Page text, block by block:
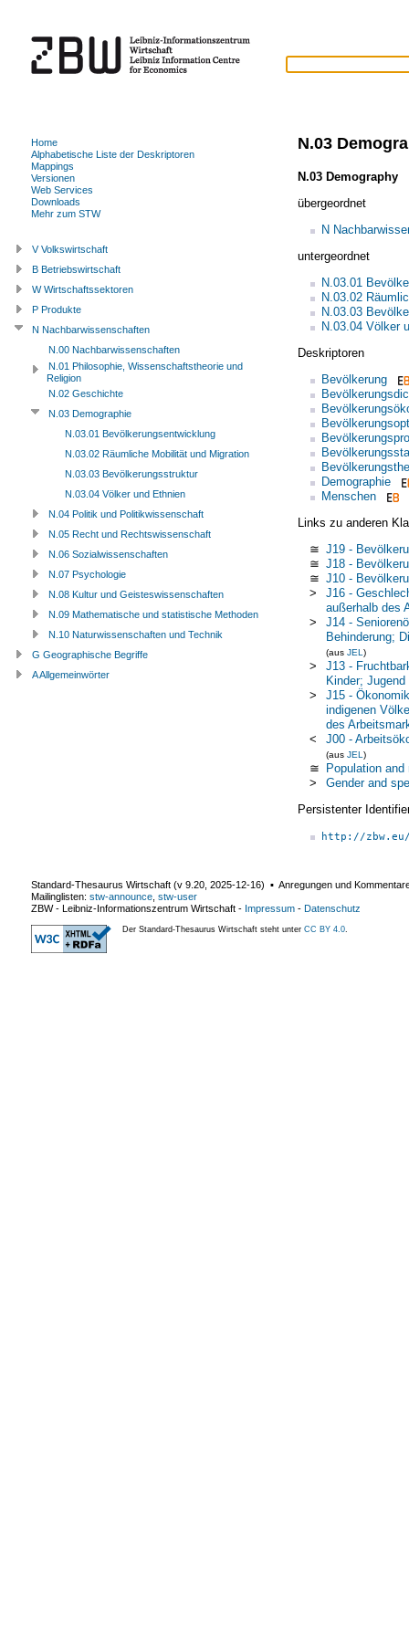
N.03
N.03 Demography
übergeordnet
N
untergeordnet
N.03.01
N.03.02
N.03.03
N.03.04 Völker
Deskriptoren
Bevölkerung
Demographie
Menschen
Links zu anderen
≅ J19 -
≅ J18 -
≅ J10 -
>
J16 -
außerhalb des
>
J14 -
Behinderung;
(aus JEL )
>
J13 -
Kinder; Jugend
>
J15 -
indigenen
des
<
J00 -
(aus JEL )
≅ Population and
>
Gender and
Persistenter
http://
Home
Alphabetische Liste der Deskriptoren
Mappings
Versionen
Web Services
Downloads
Mehr zum STW
V Volkswirtschaft
B Betriebswirtschaft
W Wirtschaftssektoren
P Produkte
N Nachbarwissenschaften
N.00 Nachbarwissenschaften
N.01 Philosophie, Wissenschaftstheorie und
Religion
N.02 Geschichte
N.03 Demographie
N.03.01 Bevölkerungsentwicklung
N.03.02 Räumliche Mobilität und Migration
N.03.03 Bevölkerungsstruktur
N.03.04 Völker und Ethnien
N.04 Politik und Politikwissenschaft
N.05 Recht und Rechtswissenschaft
N.06 Sozialwissenschaften
N.07 Psychologie
N.08 Kultur und Geisteswissenschaften
N.09 Mathematische und statistische Methoden
N.10 Naturwissenschaften und Technik
G Geographische Begriffe
A Allgemeinwörter
Standard-Thesaurus Wirtschaft (v 9.20 2025-12-16) ▪ Anregungen und
Mailinglisten: stw-announce stw-user
ZBW - Leibniz-Informationszentrum Wirtschaft - Impressum - Datenschutz
Der Standard-Thesaurus Wirtschaft steht unter CC BY 4.0